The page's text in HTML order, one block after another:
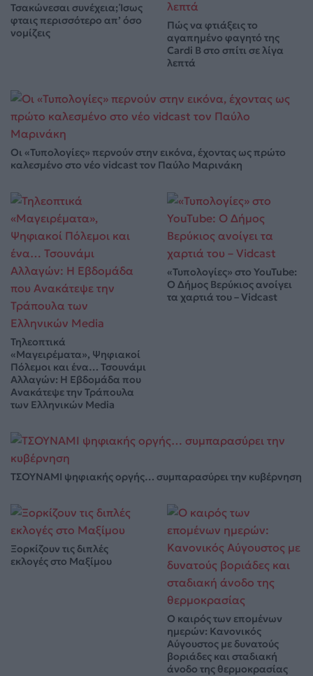
Τσακώνεσαι συνέχεια; Ίσως
φταις περισσότερο απ’ όσο
νομίζεις
Πώς να φτιάξεις το
αγαπημένο φαγητό της
Cardi B στο σπίτι σε λίγα
λεπτά
Οι «Τυπολογίες» περνούν στην εικόνα, έχοντας ως πρώτο
καλεσμένο στο νέο vidcast τον Παύλο Μαρινάκη
Τηλεοπτικά
«Μαγειρέματα», Ψηφιακοί
Πόλεμοι και ένα… Τσουνάμι
Αλλαγών: Η Εβδομάδα που
Ανακάτεψε την Τράπουλα
των Ελληνικών Media
«Τυπολογίες» στο YouTube:
Ο Δήμος Βερύκιος ανοίγει
τα χαρτιά του – Vidcast
ΤΣΟΥΝΑΜΙ ψηφιακής οργής… συμπαρασύρει την κυβέρνηση
Ξορκίζουν τις διπλές
εκλογές στο Μαξίμου
Ο καιρός των επομένων
ημερών: Κανονικός
Αύγουστος με δυνατούς
βοριάδες και σταδιακή
άνοδο της θερμοκρασίας